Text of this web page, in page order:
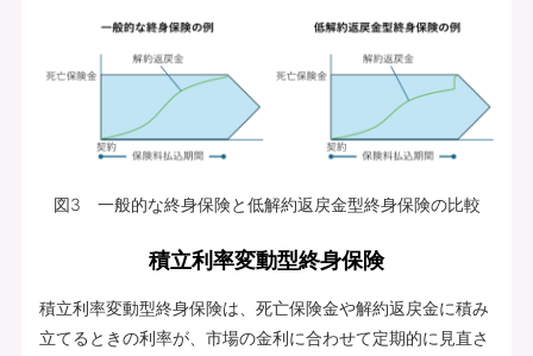
図3 一般的な終身保険と低解約返戻金型終身保険の比較
積立利率変動型終身保険
積立利率変動型終身保険は、死亡保険金や解約返戻金に積み
立てるときの利率が、市場の金利に合わせて定期的に見直さ